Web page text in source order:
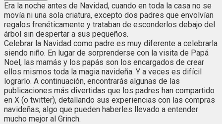
Era la noche antes de Navidad, cuando en toda la casa no se
movía ni una sola criatura, excepto dos padres que envolvían
regalos frenéticamente y trataban de esconderlos debajo del
árbol sin despertar a sus pequeños.
Celebrar la Navidad como padre es muy diferente a celebrarla
siendo niño. En lugar de sorprenderse con la visita de Papá
Noel, las mamás y los papás son los encargados de crear
ellos mismos toda la magia navideña. Y a veces es difícil
lograrlo. A continuación, encontrarás algunas de las
publicaciones más divertidas que los padres han compartido
en X (o twitter), detallando sus experiencias con las compras
navideñas, algo que pueden haberles llevado a entender
mucho mejor al Grinch.